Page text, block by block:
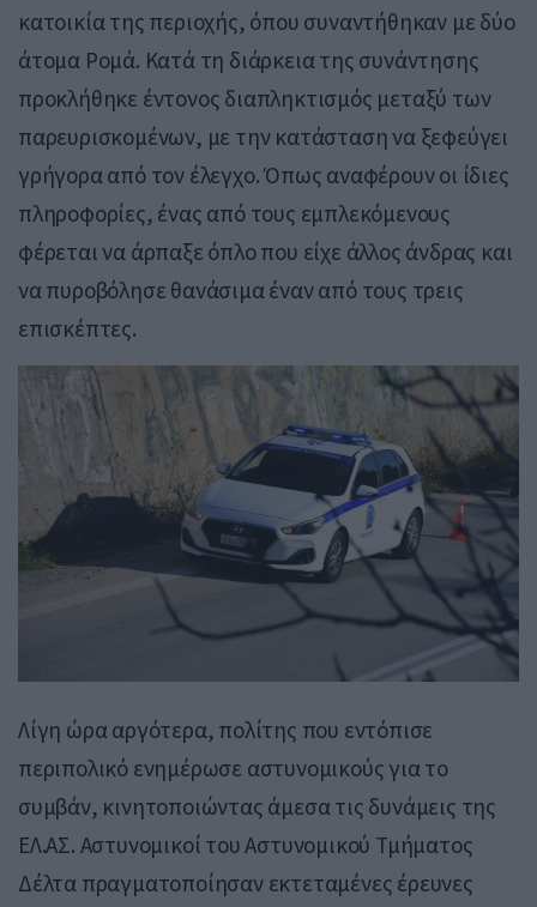
κατοικία της περιοχής, όπου συναντήθηκαν με δύο
άτομα Ρομά. Κατά τη διάρκεια της συνάντησης
προκλήθηκε έντονος διαπληκτισμός μεταξύ των
παρευρισκομένων, με την κατάσταση να ξεφεύγει
γρήγορα από τον έλεγχο. Όπως αναφέρουν οι ίδιες
πληροφορίες, ένας από τους εμπλεκόμενους
φέρεται να άρπαξε όπλο που είχε άλλος άνδρας και
να πυροβόλησε θανάσιμα έναν από τους τρεις
επισκέπτες.
Λίγη ώρα αργότερα, πολίτης που εντόπισε
περιπολικό ενημέρωσε αστυνομικούς για το
συμβάν, κινητοποιώντας άμεσα τις δυνάμεις της
ΕΛ.ΑΣ. Αστυνομικοί του Αστυνομικού Τμήματος
Δέλτα πραγματοποίησαν εκτεταμένες έρευνες